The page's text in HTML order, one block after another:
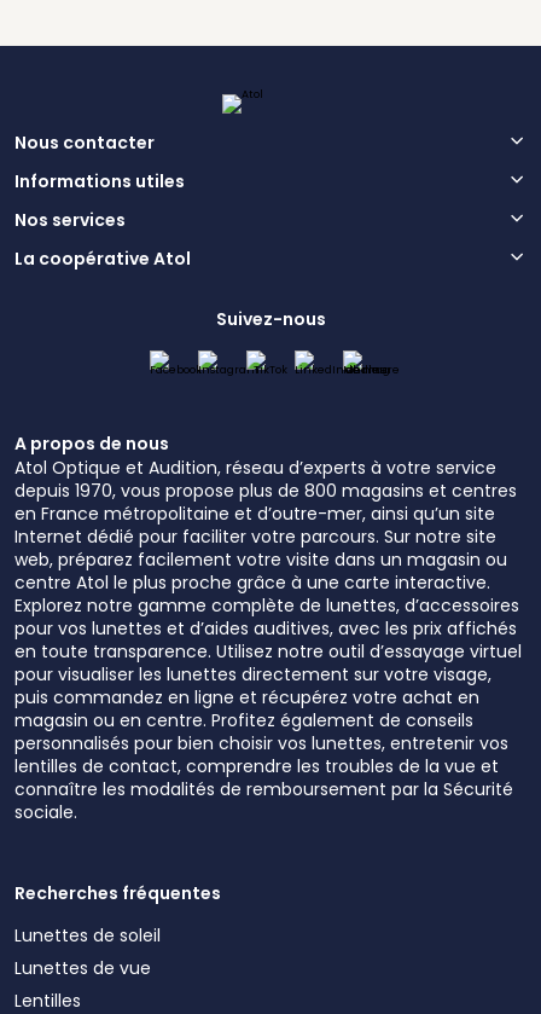
Nous contacter
Informations utiles
Nos services
La coopérative Atol
Suivez-nous
A propos de nous
Atol Optique et Audition, réseau d’experts à votre service
depuis 1970, vous propose plus de 800 magasins et centres
en France métropolitaine et d’outre-mer, ainsi qu’un site
Internet dédié pour faciliter votre parcours. Sur notre site
web, préparez facilement votre visite dans un magasin ou
centre Atol le plus proche grâce à une carte interactive.
Explorez notre gamme complète de lunettes, d’accessoires
pour vos lunettes et d’aides auditives, avec les prix affichés
en toute transparence. Utilisez notre outil d’essayage virtuel
pour visualiser les lunettes directement sur votre visage,
puis commandez en ligne et récupérez votre achat en
magasin ou en centre. Profitez également de conseils
personnalisés pour bien choisir vos lunettes, entretenir vos
lentilles de contact, comprendre les troubles de la vue et
connaître les modalités de remboursement par la Sécurité
sociale.
Recherches fréquentes
Lunettes de soleil
Lunettes de vue
Lentilles